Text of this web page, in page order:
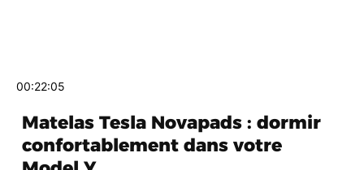
00:22:05
Matelas Tesla Novapads : dormir
confortablement dans votre